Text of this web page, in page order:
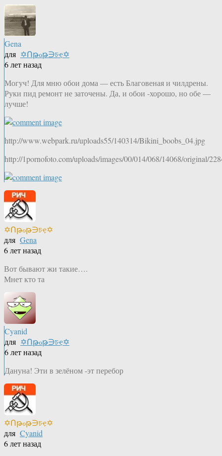
Gena
для ✡Ոթℴթ∋চҿ✡
6 лет назад
Могуч! Для мню обои дома — есть Благовеная и чилдрены.
Руки пид ремонт не заточены. Да, и обои -хорошо, но обе —
лучше!
http://www.webpark.ru/uploads55/140314/Bikini_boobs_04.jpg
http://1pornofoto.com/uploads/images/00/014/068/14068/original/
✡Ոթℴթ∋চҿ✡
для Gena
6 лет назад
Вот бывают жи такие….
Мнет кто та
Cyanid
для ✡Ոթℴթ∋চҿ✡
6 лет назад
Дануна! Эти в зелёном -эт перебор
✡Ոթℴթ∋চҿ✡
для Cyanid
6 лет назад